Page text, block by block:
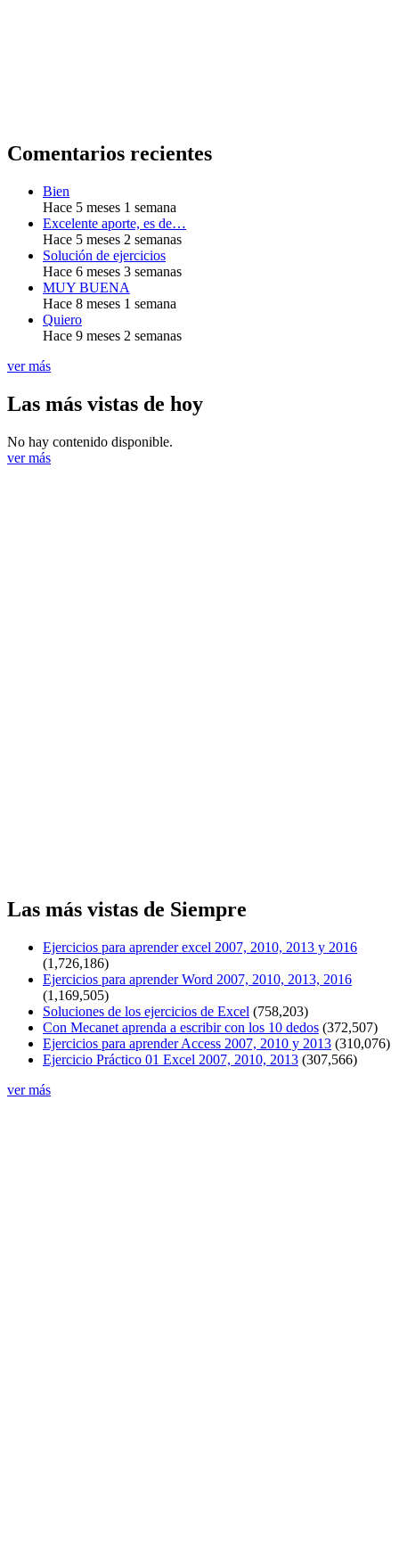
Comentarios recientes
Bien
Hace 5 meses 1 semana
Excelente aporte, es de…
Hace 5 meses 2 semanas
Solución de ejercicios
Hace 6 meses 3 semanas
MUY BUENA
Hace 8 meses 1 semana
Quiero
Hace 9 meses 2 semanas
ver más
Las más vistas de hoy
No hay contenido disponible.
ver más
Las más vistas de Siempre
Ejercicios para aprender excel 2007, 2010, 2013 y 2016
(1,726,186)
Ejercicios para aprender Word 2007, 2010, 2013, 2016
(1,169,505)
Soluciones de los ejercicios de Excel (758,203)
Con Mecanet aprenda a escribir con los 10 dedos (372,507)
Ejercicios para aprender Access 2007, 2010 y 2013 (310,076)
Ejercicio Práctico 01 Excel 2007, 2010, 2013 (307,566)
ver más